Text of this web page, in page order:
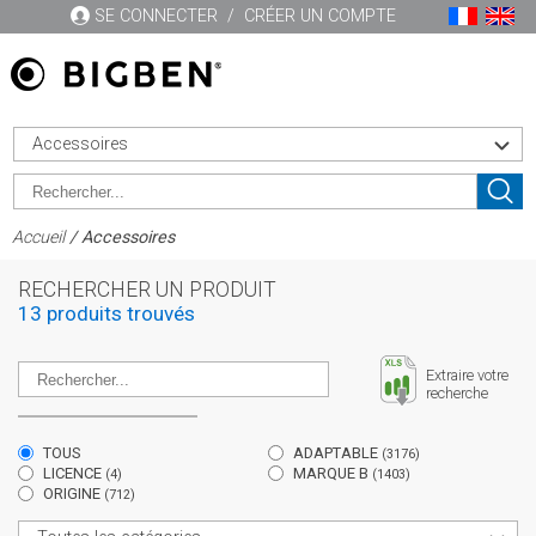
SE CONNECTER / CRÉER UN COMPTE
Accessoires
Accueil/ Accessoires
RECHERCHER UN PRODUIT
13 produits trouvés
Extraire votre
recherche
TOUS ADAPTABLE (3176)
LICENCE (4) MARQUE B (1403)
ORIGINE (712)